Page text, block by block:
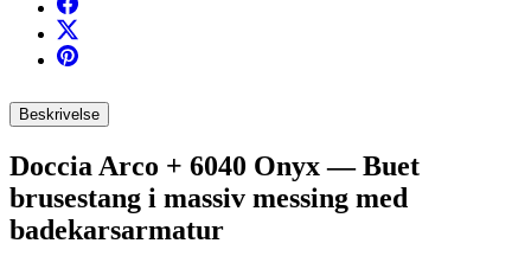
Beskrivelse
Doccia Arco + 6040 Onyx — Buet
brusestang i massiv messing med
badekarsarmatur